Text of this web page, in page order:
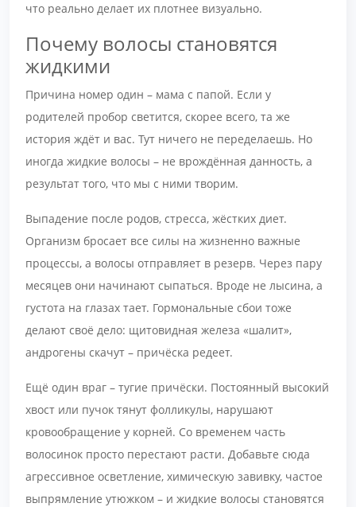
что реально делает их плотнее визуально.
Почему волосы становятся
жидкими
Причина номер один – мама с папой. Если у
родителей пробор светится, скорее всего, та же
история ждёт и вас. Тут ничего не переделаешь. Но
иногда жидкие волосы – не врождённая данность, а
результат того, что мы с ними творим.
Выпадение после родов, стресса, жёстких диет.
Организм бросает все силы на жизненно важные
процессы, а волосы отправляет в резерв. Через пару
месяцев они начинают сыпаться. Вроде не лысина, а
густота на глазах тает. Гормональные сбои тоже
делают своё дело: щитовидная железа «шалит»,
андрогены скачут – причёска редеет.
Ещё один враг – тугие причёски. Постоянный высокий
хвост или пучок тянут фолликулы, нарушают
кровообращение у корней. Со временем часть
волосинок просто перестают расти. Добавьте сюда
агрессивное осветление, химическую завивку, частое
выпрямление утюжком – и жидкие волосы становятся